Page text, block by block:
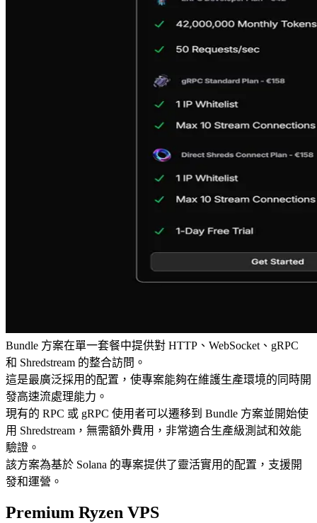
Bundle 方案在單一套餐中提供對 HTTP、WebSocket、gRPC
和 Shredstream 的整合訪問。
這是最廣泛採用的配置，使專案能夠在維護生產環境的同時開
發高速流處理能力。
現有的 RPC 或 gRPC 使用者可以遷移到 Bundle 方案並開始使
用 Shredstream，無需額外費用，非常適合生產級測試和效能
驗證。
該方案為基於 Solana 的專案提供了靈活實用的配置，支援開
發和運營。
Premium Ryzen VPS